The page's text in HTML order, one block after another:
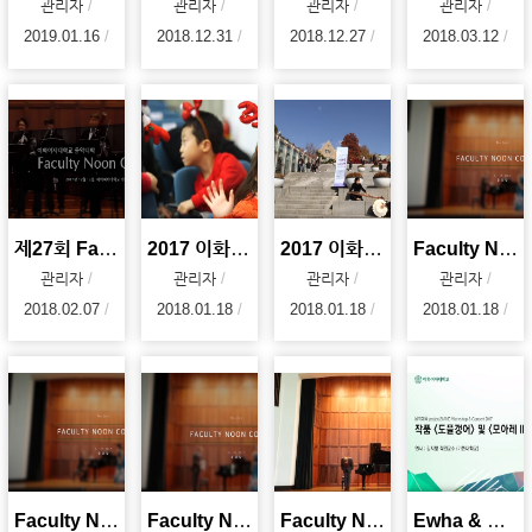
관리자
2019.01.16
관리자
2018.12.31
관리자
2018.12.27
관리자
2018.03.12
제27회 Facutly Noon Concert : 현대음악 앙상블 <소리>
관리자
2018.02.07
2017 이화가족성탄예배
관리자
2018.01.18
2017 이화벗버스킹
관리자
2018.01.18
Faculty Noon Concert - 아리아리랑 (2017. 10.19)
관리자
2018.01.18
Faculty Noon Concert - Italian Street Song (2017. Faculty Noon Concert - Dicitencello Vuie (2017. 10 Faculty Noon Concert - Sonata C Major KV.545 (2017 Ewha & Project21AND Workshop Concert 2017 - 김지향 교수